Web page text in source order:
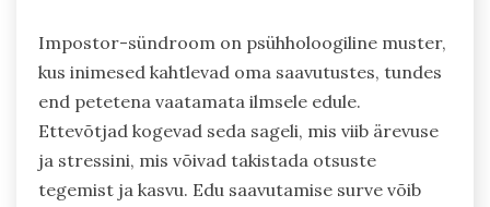
Impostor-sündroom on psühholoogiline muster,
kus inimesed kahtlevad oma saavutustes, tundes
end petetena vaatamata ilmsele edule.
Ettevõtjad kogevad seda sageli, mis viib ärevuse
ja stressini, mis võivad takistada otsuste
tegemist ja kasvu. Edu saavutamise surve võib